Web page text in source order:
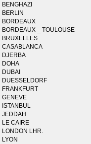
BENGHAZI
BERLIN
BORDEAUX
BORDEAUX _ TOULOUSE
BRUXELLES
CASABLANCA
DJERBA
DOHA
DUBAI
DUESSELDORF
FRANKFURT
GENEVE
ISTANBUL
JEDDAH
LE CAIRE
LONDON LHR.
LYON